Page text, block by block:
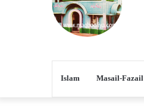
Islam Masail-Fazail